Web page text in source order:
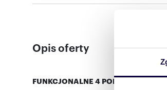
Opis oferty
FUNKCJONALNE 4 POKOJE | 82 m² |